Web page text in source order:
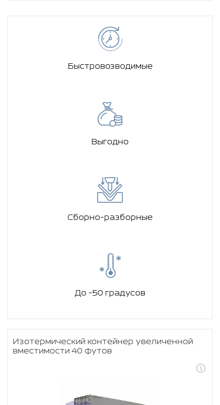
Быстровозводимые
Выгодно
Сборно-разборные
До -50 градусов
Изотермический контейнер увеличенной
вместимости 40 футов